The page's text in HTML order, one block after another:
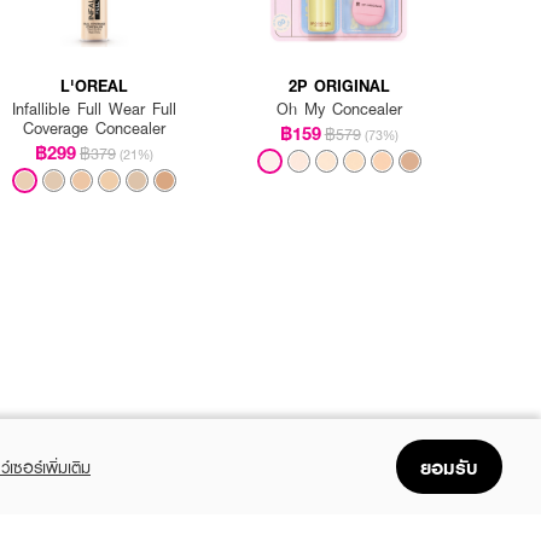
L'OREAL
Infallible Full Wear Full
Coverage Concealer
฿299฿379 (21%)
2P ORIGINAL
Oh My Concealer
฿159฿579 (73%)
เซอร์เพิ่มเติม ยอมรับ